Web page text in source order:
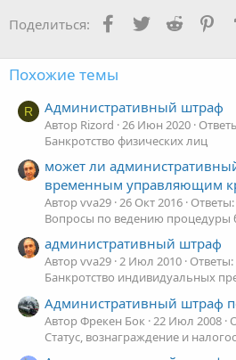
п.2.4 КОАП даёт понятие
квалифицируются и наказываются
Поделиться: Facebook
TwitterReddit
Похожие темы
R Административный штраф
Автор Rizord 26 Июн 2020
Банкротство физических лиц
может ли
временным управляющим
Автор vva29 26 Окт 2016 Ответы:
Вопросы по ведению процедуры
административный штраф
Автор vva29 2 Июл 2010 Ответы:
Банкротство индивидуальных
Административный штраф
Автор Фрекен Бок 22 Июл 2008
Статус, вознаграждение и